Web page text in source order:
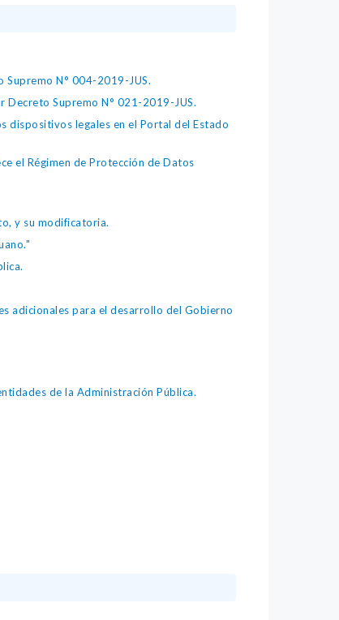
N° 004-2019-JUS.
Decreto Supremo N° 021-2019-JUS.
dispositivos legales en el Portal del Estado
el Régimen de Protección de Datos
y su modificatoria.
adicionales para el desarrollo del Gobierno
de la Administración Pública.